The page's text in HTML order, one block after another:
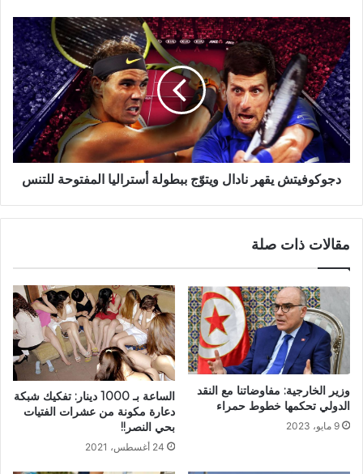
دجوكوفيتش يقهر نادال ويتوّج ببطولة أستراليا المفتوحة للتنس
مقالات ذات صلة
وزير الخارجية: مفاوضاتنا مع النقد
الدولي تحكمها خطوط حمراء
9 مايو، 2023
الساعة بـ 1000 دينار: تفكيك شبكة
دعارة مكونة من عشرات الفتيات
بحي النصر!!
24 أغسطس، 2021